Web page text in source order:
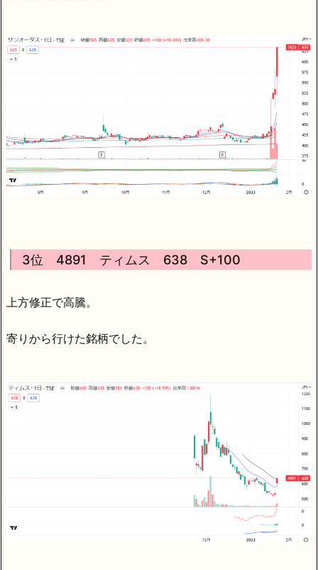
3位 4891 ティムス 638 S+100
上方修正で高騰。
寄りから行けた銘柄でした。